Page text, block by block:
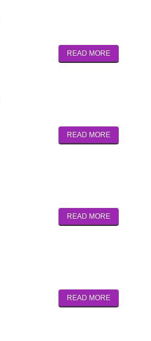
READ MORE
READ MORE
READ MORE
READ MORE